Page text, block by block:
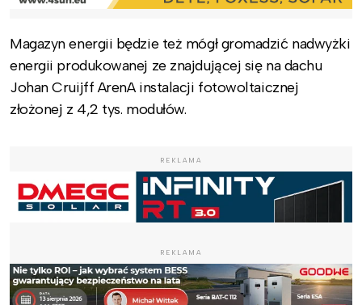
Magazyn energii będzie też mógł gromadzić nadwyżki
energii produkowanej ze znajdującej się na dachu
Johan Cruijff ArenA instalacji fotowoltaicznej
złożonej z 4,2 tys. modułów.
REKLAMA
REKLAMA